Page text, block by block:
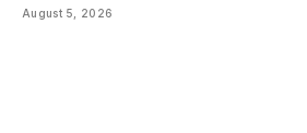
August 5, 2026